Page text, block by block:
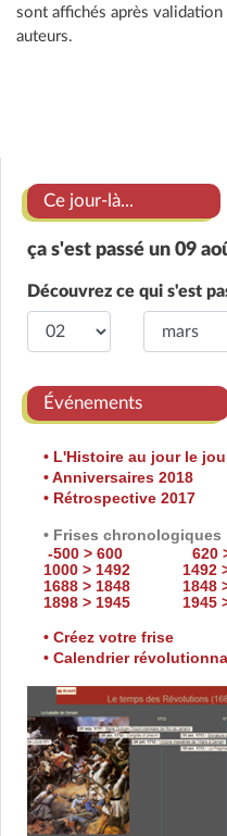
sont affichés après
auteurs.
Ce jour-là...
ça s'est passé un 09
Découvrez ce qui s'est
Événements
• L'Histoire au jour le
• Anniversaires 2018
• Rétrospective 2017
• Frises chronologiques
-500 > 600
620
1000 > 1492
1492
1688 > 1848
1848
1898 > 1945
1945
• Créez votre frise
• Calendrier